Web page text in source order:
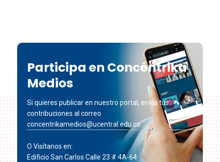
Participa en Concéntrika
Medios
Si quieres publicar en nuestro portal, envía tus
contribuciones al correo
concentrikamedios@ucentral.edu.co
O Visítanos en:
Edificio San Carlos Calle 23 # 4A-64